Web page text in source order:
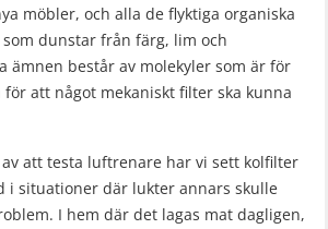
möbler, och alla de flyktiga organiska
som dunstar från färg, lim och
ämnen består av molekyler som är för
att något mekaniskt filter ska kunna
att testa luftrenare har vi sett kolfilter
i situationer där lukter annars skulle
I hem där det lagas mat dagligen,